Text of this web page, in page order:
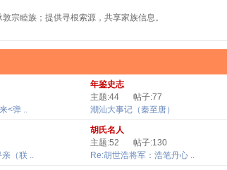
宗睦族；提供寻根索源，共享家族信息。
<弹 ..
年鉴史志
主题:44
帖子:77
潮汕大事记（秦至唐）
亲（联 ..
胡氏名人
主题:52
帖子:130
Re:胡世浩将军：浩笔丹心 ..